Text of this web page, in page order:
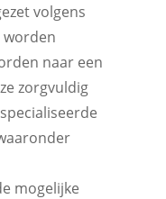
volgens
naar een
zorgvuldig
mogelijke